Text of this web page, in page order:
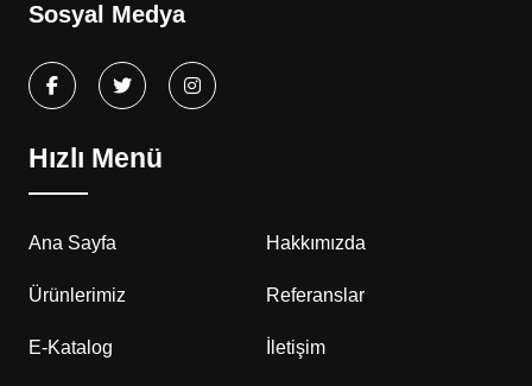
Sosyal Medya
Hızlı Menü
Ana Sayfa Hakkımızda
Ürünlerimiz Referanslar
E-Katalog İletişim